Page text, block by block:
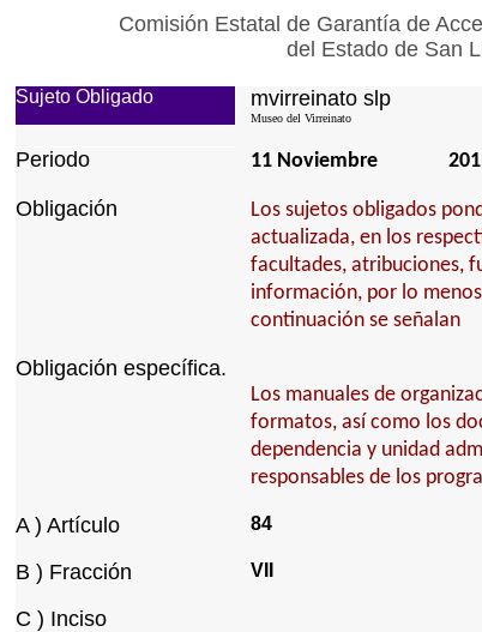
Comisión Estatal de Garantía de
del Estado de San
Sujeto Obligado mvirreinato slp
Museo del Virreinato
Periodo 11 Noviembre
Obligación
Los sujetos obligados
actualizada, en los
facultades, atribuciones,
información, por lo
continuación se señalan
Obligación específica.
Los manuales de
formatos, así como los
dependencia y unidad
responsables de los
A ) Artículo 84
B ) Fracción VII
C ) Inciso